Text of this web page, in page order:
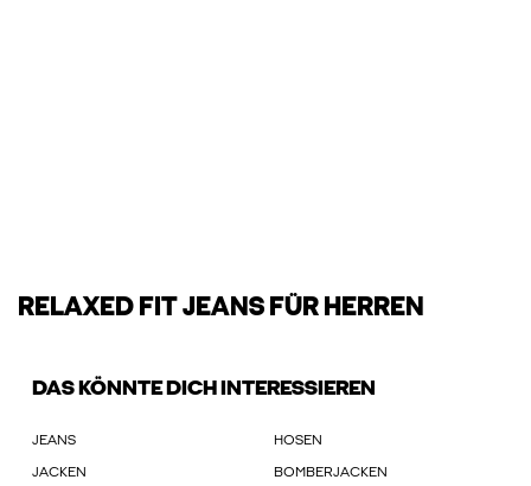
RELAXED FIT JEANS FÜR HERREN
DAS KÖNNTE DICH INTERESSIEREN
JEANS HOSEN
JACKEN BOMBERJACKEN